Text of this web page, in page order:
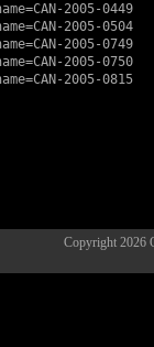
2005-0449
2005-0504
2005-0749
2005-0750
2005-0815
Copyright 2026